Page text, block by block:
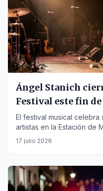
Ángel Stanich
Festival este fin
El festival musical
artistas en la Estación de
17 julio 2026